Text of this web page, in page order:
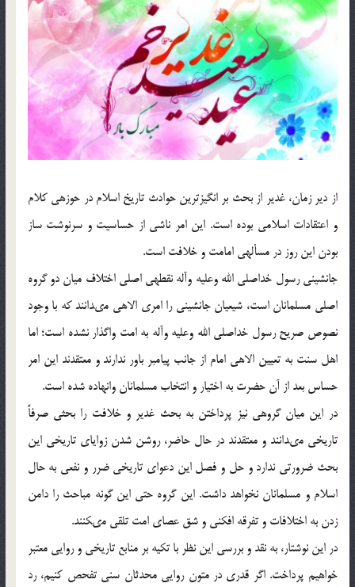
از دیر زمان، غدیر از بحث بر انگیزترین حوادث تاریخ اسلام در حوزه‏ى کلام
و اعتقادات اسلامى بوده است. این امر ناشى از حساسیت و سرنوشت ساز
بودن این روز در مسأله‏ى امامت و خلافت است.
جانشینى رسول خداصلى الله وعلیه وآله نقطه‏ى اصلى اختلاف میان دو گروه
اصلى مسلمانان است، شیعیان جانشینى را امرى الاهى مى‏دانند که با وجود
نصوص صریح رسول خداصلى الله وعلیه وآله به امت واگذار نشده است؛ اما
اهل سنت به تعیین الاهى امام از جانب پیامبر باور ندارند و معتقدند این امر
حساس بعد از آن حضرت به اختیار و انتخاب مسلمانان وانهاده شده است.
در این میان گروهى نیز پرداختن به بحث غدیر و خلافت را بحثى صرفاً
تاریخى مى‏دانند و معتقدند در حال حاضر، روشن شدن زوایاى تاریخى این
بحث ضرورتى ندارد و حل و فصل این دعواى تاریخى ضرر و نفعى به حال
اسلام و مسلمانان نخواهد داشت. این گروه حتى این گونه مباحث را دامن
زدن به اختلافات و تفرقه افکنى و شق عصاى امت تلقى مى‏کنند.
در این نوشتار، به نقد و بررسى این نظر با تکیه بر منابع تاریخى و روایى معتبر
خواهیم پرداخت. اگر قدرى در متون روایى محدثان سنى تفحص کنیم، رد